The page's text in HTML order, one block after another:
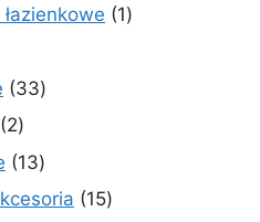
11
3333
22
produkty
1313
produktów
1515